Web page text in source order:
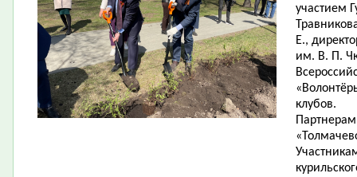
участием
Травников
Е.,
им. В. П.
клубов.